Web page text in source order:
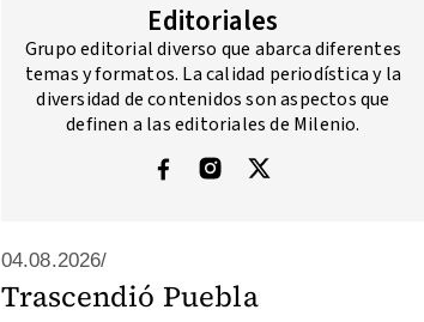
Editoriales
Grupo editorial diverso que abarca diferentes
temas y formatos. La calidad periodística y la
diversidad de contenidos son aspectos que
definen a las editoriales de Milenio.
04.08.2026/
Trascendió Puebla